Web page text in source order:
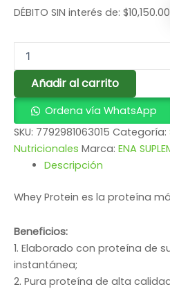
DÉBITO SIN interés de: $10,150.00
Añadir al carrito
Ordena vía WhatsApp
SKU: 7792981063015 Categoría:
Nutricionales Marca: ENA
Descripción
Whey Protein es la proteína
Beneficios:
1. Elaborado con proteína de
instantánea;
2. Pura proteína de alta